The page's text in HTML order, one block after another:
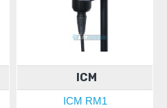
ICM
ICM RM1